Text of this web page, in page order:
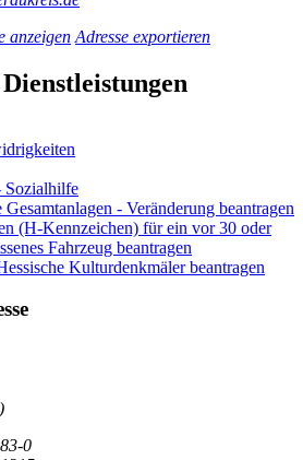
anzeigen Adresse exportieren
Sozialhilfe
- Veränderung beantragen
(H-Kennzeichen) für ein vor 30 oder
Fahrzeug beantragen
Kulturdenkmäler beantragen
0